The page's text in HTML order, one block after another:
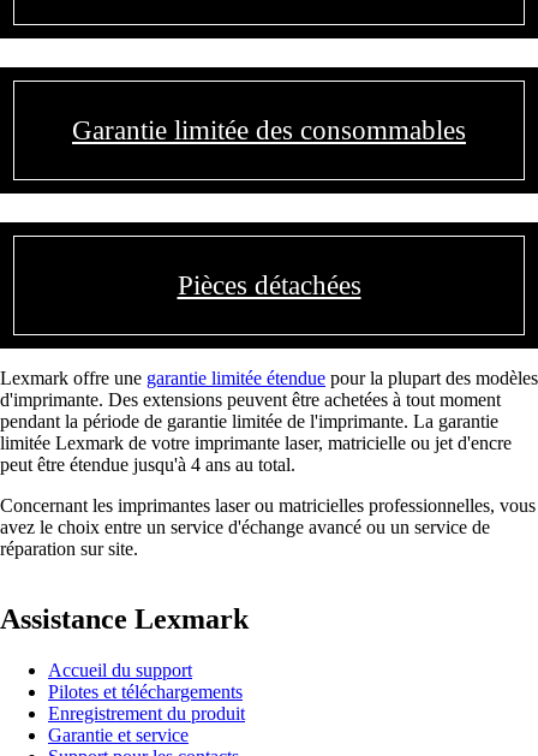
Garantie limitée des consommables
Pièces détachées
Lexmark offre une garantie limitée étendue pour la plupart des modèles
d'imprimante. Des extensions peuvent être achetées à tout moment
pendant la période de garantie limitée de l'imprimante. La garantie
limitée Lexmark de votre imprimante laser, matricielle ou jet d'encre
peut être étendue jusqu'à 4 ans au total.
Concernant les imprimantes laser ou matricielles professionnelles, vous
avez le choix entre un service d'échange avancé ou un service de
réparation sur site.
Assistance Lexmark
Accueil du support
Pilotes et téléchargements
Enregistrement du produit
Garantie et service